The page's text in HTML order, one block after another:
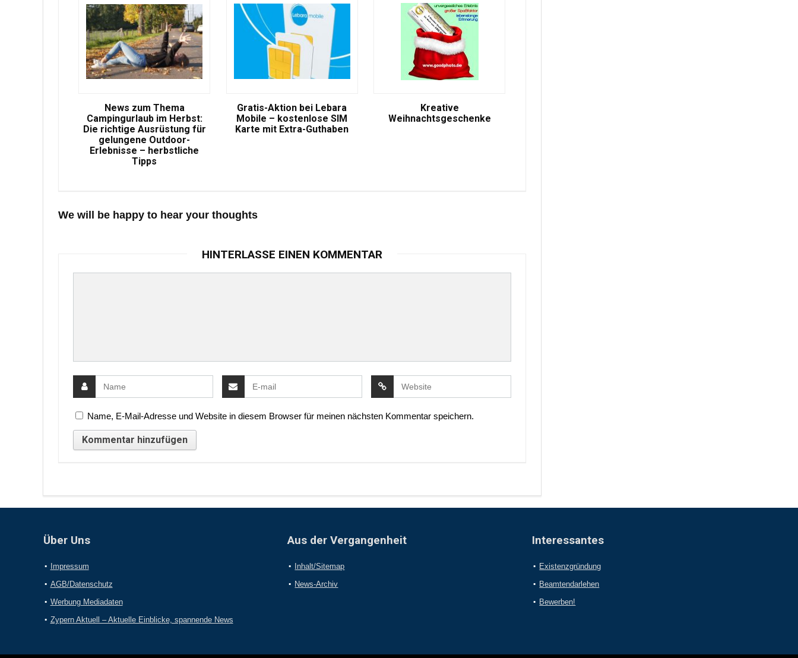
News zum Thema
Campingurlaub im Herbst:
Die richtige Ausrüstung für
gelungene Outdoor-
Erlebnisse – herbstliche
Tipps
Gratis-Aktion bei Lebara
Mobile – kostenlose SIM
Karte mit Extra-Guthaben
Kreative
Weihnachtsgeschenke
We will be happy to hear your thoughts
HINTERLASSE EINEN KOMMENTAR
Name, E-Mail-Adresse und Website in diesem Browser für meinen nächsten Kommentar speichern.
Über Uns
Impressum
AGB/Datenschutz
Werbung Mediadaten
Zypern Aktuell – Aktuelle Einblicke, spannende News
Aus der Vergangenheit
Inhalt/Sitemap
News-Archiv
Interessantes
Existenzgründung
Beamtendarlehen
Bewerben!